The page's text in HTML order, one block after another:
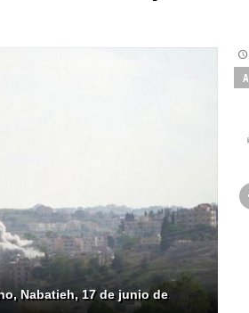
Nabatieh, 17 de junio de
A